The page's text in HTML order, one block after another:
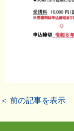
＜ 前の記事を表示